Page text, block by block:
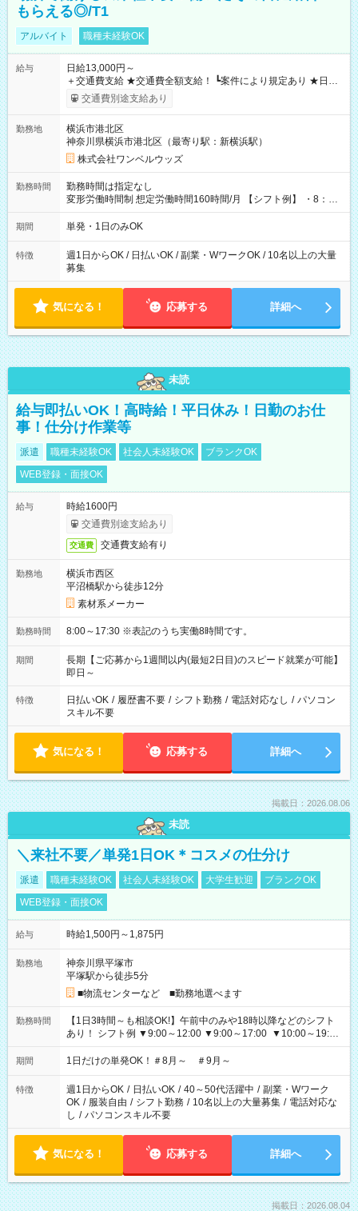
もらえる◎/T1
アルバイト 職種未経験OK
給与
日給13,000円～
＋交通費支給 ★交通費全額支給！ ┗案件により規定あり ★日払
いOK！（規定あり） ┗働いたその日に現金GET♪ お仕事後はコ
ンビニATMから 日払い分を引き落とせます！ 【試用期間】試
交通費別途支給あり
勤務地
横浜市港北区
神奈川県横浜市港北区（最寄り駅：新横浜駅）
株式会社ワンベルウッズ
勤務時間
勤務時間は指定なし
変形労働時間制 想定労働時間160時間/月 【シフト例】 ・8：00
～21：00
期間 単発・1日のみOK
特徴
週1日からOK / 日払いOK / 副業・WワークOK / 10名以上の大量
募集
気になる！ 応募する 詳細へ
未読
給与即払いOK！高時給！平日休み！日勤のお仕
事！仕分け作業等
派遣 職種未経験OK 社会人未経験OK
ブランクOK
WEB登録・面接OK
給与
時給1600円
交通費別途支給あり
交通費 交通費支給有り
勤務地
横浜市西区
平沼橋駅から徒歩12分
素材系メーカー
勤務時間 8:00～17:30 ※表記のうち実働8時間です。
期間
長期【ご応募から1週間以内(最短2日目)のスピード就業が可能】
即日～
特徴 日払いOK / 履歴書不要 / シフト勤務 / 電話対応なし / パソコン
スキル不要
気になる！ 応募する 詳細へ
掲載日：2026.08.06
未読
＼来社不要／単発1日OK＊コスメの仕分け
派遣 職種未経験OK 社会人未経験OK 大学生歓迎
ブランクOK
WEB登録・面接OK
給与 時給1,500円～1,875円
勤務地
神奈川県平塚市
平塚駅から徒歩5分
■物流センターなど ■勤務地選べます
勤務時間
【1日3時間～も相談OK!】午前中のみや18時以降などのシフト
あり！ シフト例 ▼9:00～12:00 ▼9:00～17:00 ▼10:00～19:00
▼18:00～21:00
期間 1日だけの単発OK！＃8月～ ＃9月～
特徴 週1日からOK / 日払いOK / 40～50代活躍中 / 副業・Wワーク
OK / 服装自由 / シフト勤務 / 10名以上の大量募集 / 電話対応な
し / パソコンスキル不要
気になる！ 応募する 詳細へ
掲載日：2026.08.04